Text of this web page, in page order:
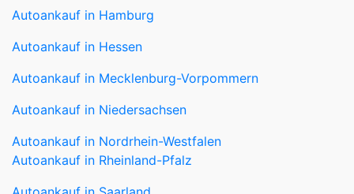
Autoankauf in Hessen
Autoankauf in Mecklenburg-Vorpommern
Autoankauf in Niedersachsen
Autoankauf in Nordrhein-Westfalen
Autoankauf in Saarland
Autoankauf in Sachsen